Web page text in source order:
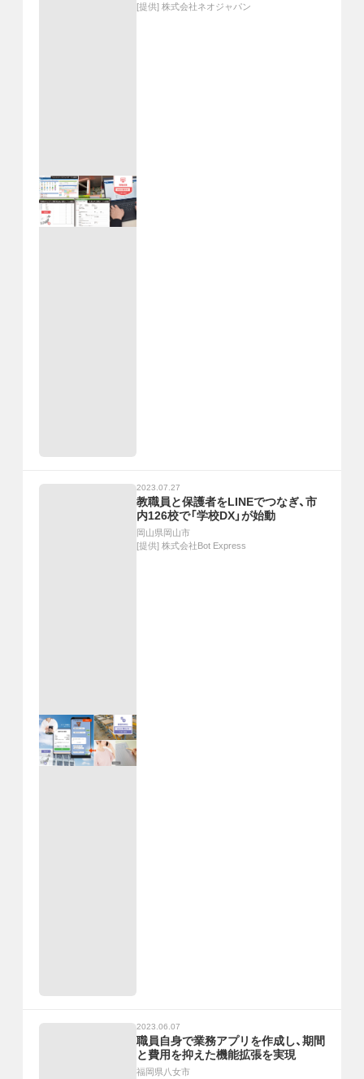
[提供] 株式会社ネオジャパン
2023.07.27
教職員と保護者をLINEでつなぎ、市
内126校で「学校DX」が始動
岡山県岡山市
[提供] 株式会社Bot Express
2023.06.07
職員自身で業務アプリを作成し、期間
と費用を抑えた機能拡張を実現
福岡県八女市